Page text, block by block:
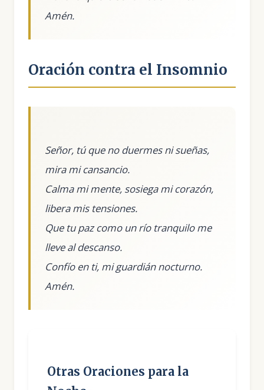
Oración contra el Insomnio
Señor, tú que no duermes ni sueñas,
mira mi cansancio.
Calma mi mente, sosiega mi corazón,
libera mis tensiones.
Que tu paz como un río tranquilo me
lleve al descanso.
Confío en ti, mi guardián nocturno.
Otras Oraciones para la